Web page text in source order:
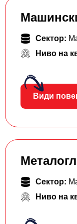
Сектор:
Ниво на
Види
Сектор:
Ниво на